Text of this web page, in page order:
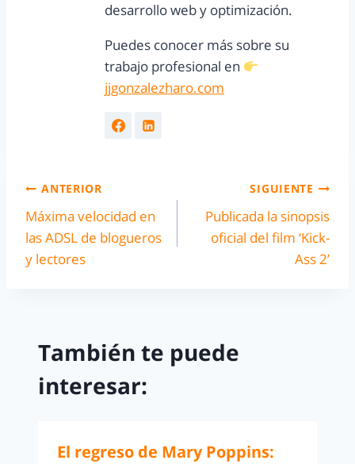
desarrollo web y optimización.
Puedes conocer más sobre su
trabajo profesional en
jjgonzalezharo.com
ANTERIOR
Máxima velocidad en
las ADSL de blogueros
y lectores
SIGUIENTE
Publicada la sinopsis
oficial del film ‘Kick-
Ass 2’
También te puede
interesar:
El regreso de Mary Poppins: